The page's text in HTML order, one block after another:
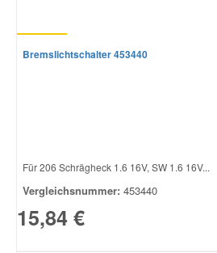
Bremslichtschalter 453440
Für 206 Schrägheck 1.6 16V, SW 1.6 16V...
Vergleichsnummer: 453440
15,84 €